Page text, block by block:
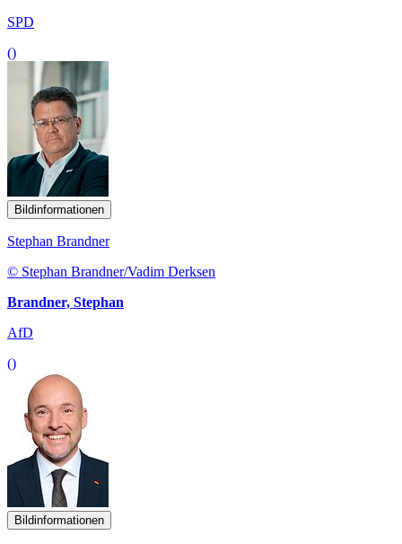
SPD
()
Bildinformationen
Stephan Brandner
© Stephan Brandner/Vadim Derksen
Brandner, Stephan
AfD
()
Bildinformationen